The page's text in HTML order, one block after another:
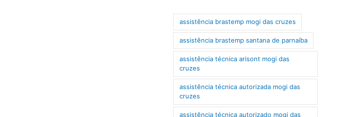
assistência brastemp mogi das cruzes
assistência brastemp santana de parnaíba
assistência técnica arisont mogi das
cruzes
assistência técnica autorizada mogi das
cruzes
assistência técnica autorizado mogi das